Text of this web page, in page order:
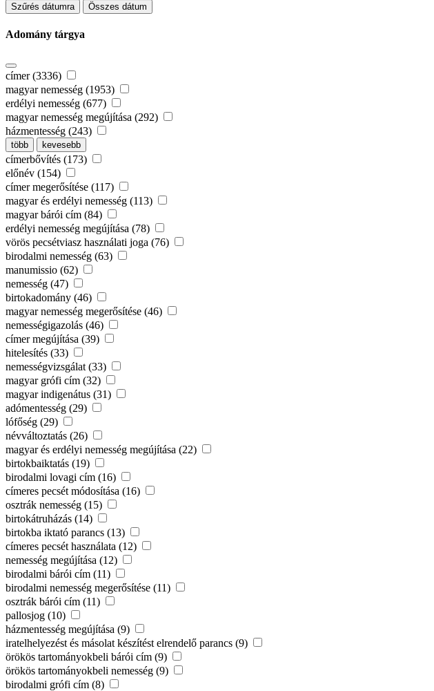
Szűrés dátumra Összes dátum
Adomány tárgya
címer (3336)
magyar nemesség (1953)
erdélyi nemesség (677)
magyar nemesség megújítása (292)
házmentesség (243)
több kevesebb
címerbővítés (173)
előnév (154)
címer megerősítése (117)
magyar és erdélyi nemesség (113)
magyar bárói cím (84)
erdélyi nemesség megújítása (78)
vörös pecsétviasz használati joga (76)
birodalmi nemesség (63)
manumissio (62)
nemesség (47)
birtokadomány (46)
magyar nemesség megerősítése (46)
nemességigazolás (46)
címer megújítása (39)
hitelesítés (33)
nemességvizsgálat (33)
magyar grófi cím (32)
magyar indigenátus (31)
adómentesség (29)
lófőség (29)
névváltoztatás (26)
magyar és erdélyi nemesség megújítása (22)
birtokbaiktatás (19)
birodalmi lovagi cím (16)
címeres pecsét módosítása (16)
osztrák nemesség (15)
birtokátruházás (14)
birtokba iktató parancs (13)
címeres pecsét használata (12)
nemesség megújítása (12)
birodalmi bárói cím (11)
birodalmi nemesség megerősítése (11)
osztrák bárói cím (11)
pallosjog (10)
házmentesség megújítása (9)
iratelhelyezést és másolat készítést elrendelő parancs (9)
örökös tartományokbeli bárói cím (9)
örökös tartományokbeli nemesség (9)
birodalmi grófi cím (8)